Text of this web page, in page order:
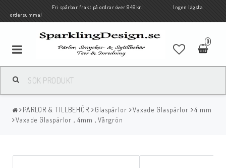
Fri spårbar frakt på ordrar över 949kr! Ingen lägsta
ordersumma!
0
PÄRLOR & TILLBEHÖR Glaspärlor Vaxade Glaspärlor
4 mm
Vaxade Glaspärlor , 4mm , Vårgrön